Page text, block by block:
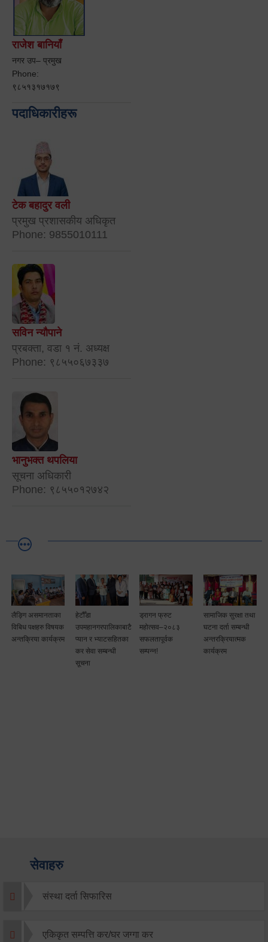
राजेश बानियाँ
नगर उप– प्रमुख
Phone:
९८५१३१७१७९
पदाधिकारीहरू
टेक बहादुर वली
प्रमुख प्रशासकीय अधिकृत
Phone: 9855010111
सविन न्यौपाने
प्रबक्ता, वडा १ नं. अध्यक्ष
Phone: ९८५५०६७३३७
भानुभक्त थपलिया
सूचना अधिकारी
Phone: ९८५५०१२७४२
लैङ्गि असमानताका
विबिध पक्षहरु विषयक
अन्तक्रिया कार्यक्रम
हेटौँडा
उपमहानगरपालिकाबाटै
प्यान र भ्याटसहितका
कर सेवा सम्बन्धी
सूचना
ड्रागन फ्रुट
महोत्सव–२०८३
सफलतापूर्वक
सम्पन्न!
सामाजिक सुरक्षा तथा
घटना दर्ता सम्बन्धी
अन्तरक्रियात्मक
कार्यक्रम
सेवाहरु
संस्था दर्ता सिफारिस
एकिकृत सम्पत्ति कर/घर जग्गा कर